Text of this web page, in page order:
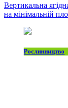
Вертикальна
на мінімальній
Рослинництво